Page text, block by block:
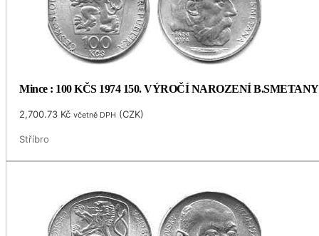
Mince : 100 KČS 1974 150. VÝROČÍ NAROZENÍ B.SMETANY
2,700.73 Kč včetně DPH (CZK)
Stříbro